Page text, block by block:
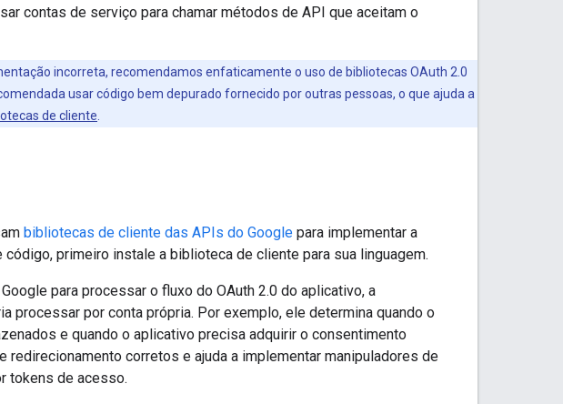
contas de serviço para chamar métodos de API que aceitam o
incorreta, recomendamos enfaticamente o uso de bibliotecas OAuth 2.0
usar código bem depurado fornecido por outras pessoas, o que ajuda a
de cliente
bibliotecas de cliente das APIs do Google para implementar a
código, primeiro instale a biblioteca de cliente para sua linguagem.
para processar o fluxo do OAuth 2.0 do aplicativo, a
processar por conta própria. Por exemplo, ele determina quando o
e quando o aplicativo precisa adquirir o consentimento
redirecionamento corretos e ajuda a implementar manipuladores de
tokens de acesso.